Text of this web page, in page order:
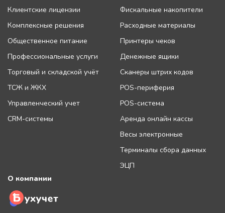
Клиентские лицензии
Комплексные решения
Общественное питание
Профессиональные услуги
Торговый и складской учёт
ТСЖ и ЖКХ
Управленческий учет
CRM-системы
Фискальные накопители
Расходные материалы
Принтеры чеков
Денежные ящики
Сканеры штрих кодов
POS-периферия
POS-система
Аренда онлайн кассы
Весы электронные
Терминалы сбора данных
ЭЦП
О компании